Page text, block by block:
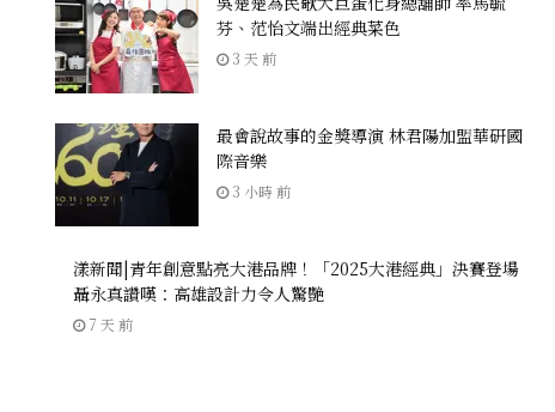
芬、范怡文端出經典菜色
3 天 前
最會說故事的金獎導演 林君陽加盟華研國
際音樂
3 小時 前
漾新聞|青年創意點亮大港品牌！「2025大港經典」決賽登場
聶永真讚嘆：高雄設計力令人驚艷
7 天 前